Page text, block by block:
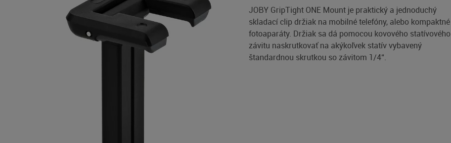
JOBY GripTight ONE Mount je praktický a jednoduchý
skladací clip držiak na mobilné telefóny, alebo kompaktné
fotoaparáty. Držiak sa dá pomocou kovového statívového
závitu naskrutkovať na akýkoľvek statív vybavený
štandardnou skrutkou so závitom 1/4“.